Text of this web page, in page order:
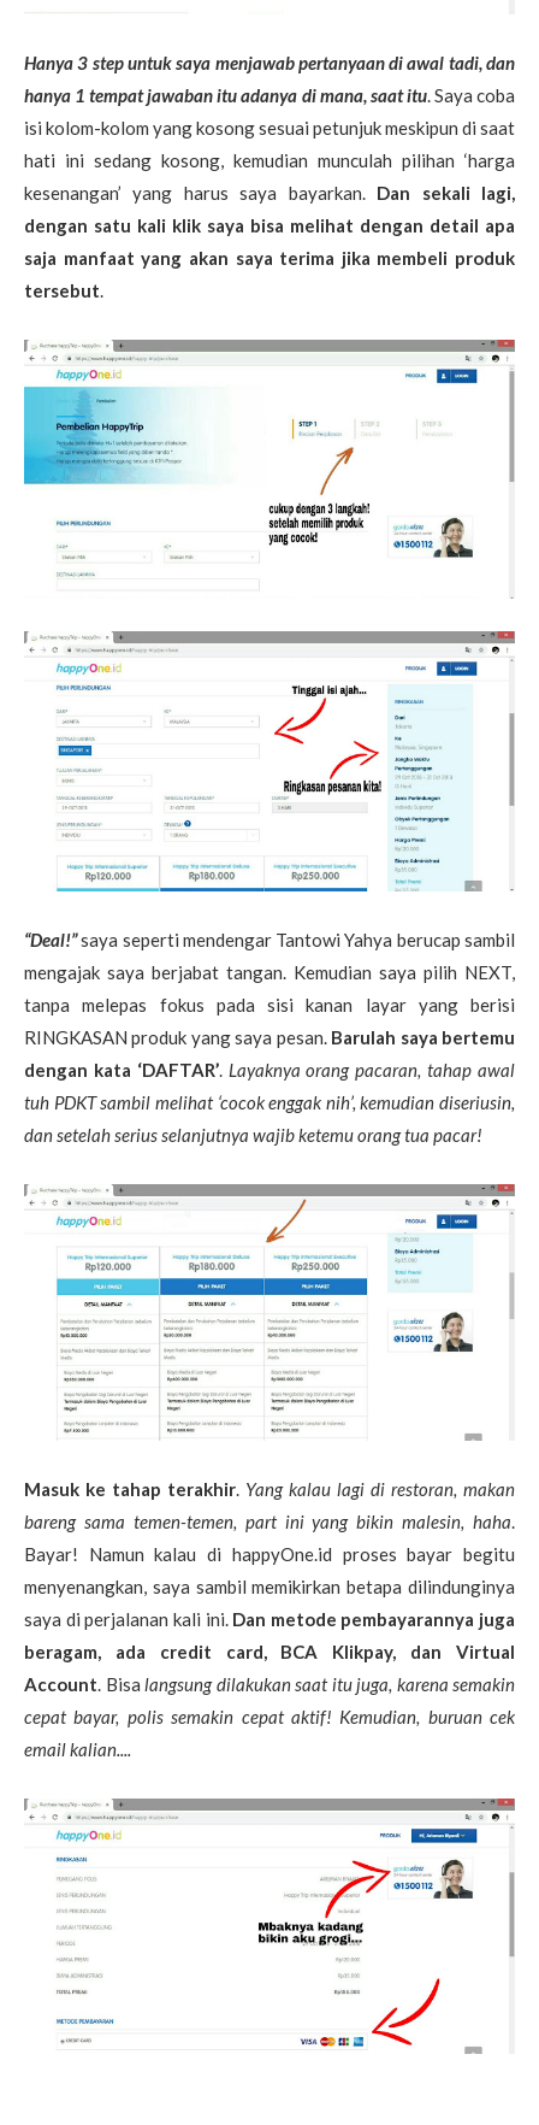
Hanya 3 step untuk saya menjawab pertanyaan di awal tadi, dan
hanya 1 tempat jawaban itu adanya di mana, saat itu. Saya coba
isi kolom-kolom yang kosong sesuai petunjuk meskipun di saat
hati ini sedang kosong, kemudian munculah pilihan ‘harga
kesenangan’ yang harus saya bayarkan. Dan sekali lagi,
dengan satu kali klik saya bisa melihat dengan detail apa
saja manfaat yang akan saya terima jika membeli produk
tersebut.
“Deal!”saya seperti mendengar Tantowi Yahya berucap sambil
mengajak saya berjabat tangan. Kemudian saya pilih NEXT,
tanpa melepas fokus pada sisi kanan layar yang berisi
RINGKASAN produk yang saya pesan. Barulah saya bertemu
dengan kata ‘DAFTAR’. Layaknya orang pacaran, tahap awal
tuh PDKT sambil melihat ‘cocok enggak nih’, kemudian diseriusin,
dan setelah serius selanjutnya wajib ketemu orang tua pacar!
Masuk ke tahap terakhir Yang kalau lagi di restoran, makan
bareng sama temen-temen, part ini yang bikin malesin, haha
Bayar! Namun kalau di happyOne.id proses bayar begitu
menyenangkan, saya sambil memikirkan betapa dilindunginya
saya di perjalanan kali ini. Dan metode pembayarannya juga
beragam, ada credit card, BCA Klikpay, dan Virtual
Account . Bisa langsung dilakukan saat itu juga, karena semakin
cepat bayar, polis semakin cepat aktif! Kemudian, buruan cek
email kalian....